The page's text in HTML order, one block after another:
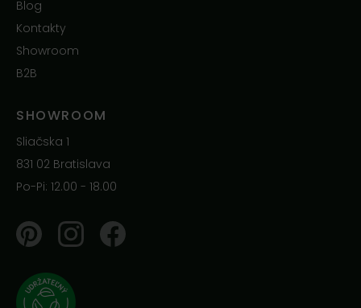
Blog
Kontakty
Showroom
B2B
SHOWROOM
Sliačska 1
831 02 Bratislava
Po-Pi: 12.00 - 18.00
PinterestInstagramFacebook